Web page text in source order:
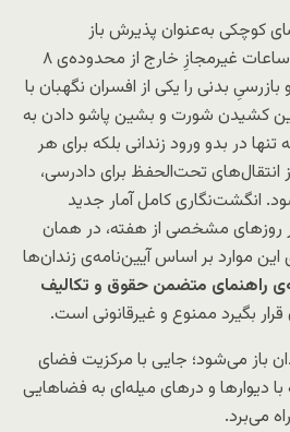
کوچکی به‌عنوان پذیرش باز
پذیرش زندانی در ساعات غیرمجازِ خارج از محدوده‌ی ۸
و بازرسیِ بدنی را یکی از افسران نگهبان با
کشیدن شورت و بشین پاشو دادن به
در بدو ورود زندانی بلکه برای هر
انتقال‌های تحت‌الحفظ برای دادرسی،
انگشت‌نگاری کامل آمار جدید
روزهای مشخصی از هفته، در همان
موارد بر اساس آیین‌نامه‌ی زندان‌ها
راهنمای متضمن حقوق و تکالیف
بگیرد ممنوع و غیرقانونی است.
باز می‌شود؛ جایی با مرکزیت فضای
و درهای میله‌ای به فضاهایی
می‌برد.